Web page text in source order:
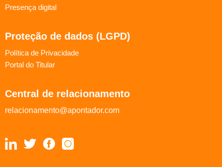
Presença digital
Proteção de dados (LGPD)
Política de Privacidade
Portal do Titular
Central de relacionamento
relacionamento@apontador.com